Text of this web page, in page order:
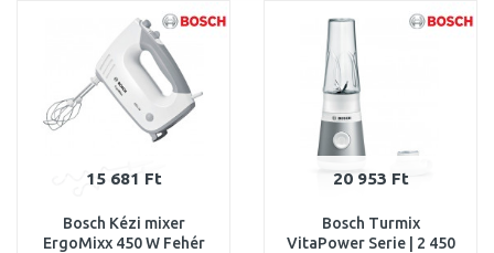
15 681 Ft
Bosch Kézi mixer
ErgoMixx 450 W Fehér
20 953 Ft
Bosch Turmix
VitaPower Serie | 2 450